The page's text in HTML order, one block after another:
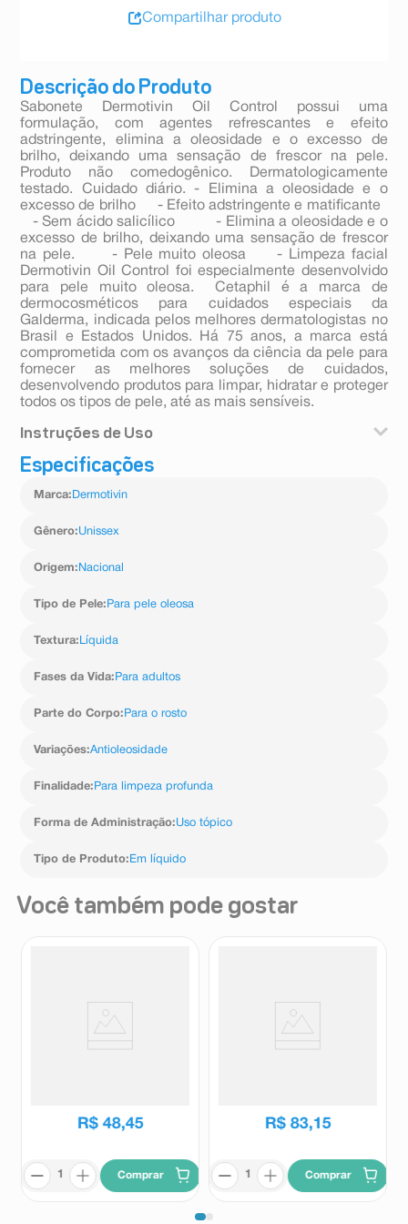
Descrição do Produto
Sabonete Dermotivin Oil Control possui uma
formulação, com agentes refrescantes e efeito
adstringente, elimina a oleosidade e o excesso de
brilho, deixando uma sensação de frescor na pele.
Produto não comedogênico. Dermatologicamente
testado. Cuidado diário. - Elimina a oleosidade e o
excesso de brilho - Efeito adstringente e matificante
- Sem ácido salicílico - Elimina a oleosidade e o
excesso de brilho, deixando uma sensação de frescor
na pele. - Pele muito oleosa - Limpeza facial
Dermotivin Oil Control foi especialmente desenvolvido
para pele muito oleosa. Cetaphil é a marca de
dermocosméticos para cuidados especiais da
Galderma, indicada pelos melhores dermatologistas no
Brasil e Estados Unidos. Há 75 anos, a marca está
comprometida com os avanços da ciência da pele para
fornecer as melhores soluções de cuidados,
desenvolvendo produtos para limpar, hidratar e proteger
todos os tipos de pele, até as mais sensíveis.
Instruções de Uso
Aplique sobre o rosto e pescoço umedecidos em
Use duas vezes ao dia ou conforme orientação do seu
Especificações
Marca: Dermotivin
Gênero:Unissex
Origem: Nacional
Tipo de Pele: Para pele oleosa
Textura: Líquida
Fases da Vida: Para adultos
Parte do Corpo: Para o rosto
Variações:Antioleosidade
Finalidade: Para limpeza profunda
Forma de Administração:Uso tópico
Tipo de Produto: Em líquido
Compartilhar produto
Você também pode gostar
R$ 48,45
Comprar
R$ 83,15
Comprar